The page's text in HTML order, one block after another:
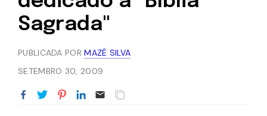
Sagrada"
PUBLICADA PORMAZÉ SILVA
SETEMBRO 30, 2009